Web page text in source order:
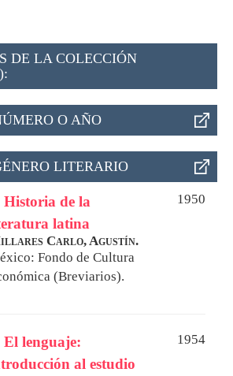
DE LA COLECCIÓN
O AÑO
LITERARIO
Historia de la
latina
1950
Carlo, Agustín.
Fondo de Cultura
(Breviarios).
El lenguaje:
al estudio
1954